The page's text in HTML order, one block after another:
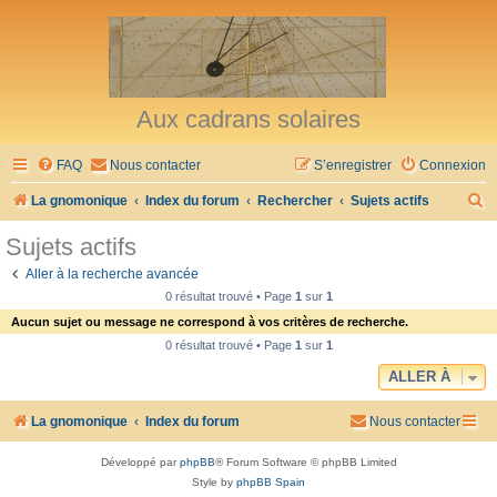
Aux cadrans solaires
FAQ Nous contacter Connexion
S’enregistrer
La gnomonique Index du forum Rechercher Sujets actifs
h
Sujets actifs
Aller à la recherche avancée
0 résultat trouvé • Page 1sur 1
Aucun sujet ou message ne correspond à vos critères de recherche.
0 résultat trouvé • Page 1sur 1
ALLER À
La gnomonique Index du forum Nous contacter
Développé parphpBB® Forum Software © phpBB Limited
Style by phpBB Spain